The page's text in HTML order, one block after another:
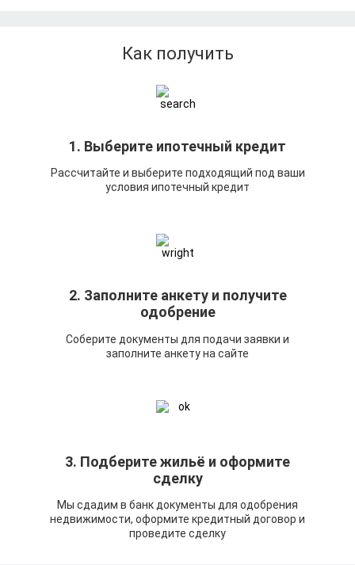
Как получить
1. Выберите ипотечный кредит
Рассчитайте и выберите подходящий под ваши
условия ипотечный кредит
2. Заполните анкету и получите
одобрение
Соберите документы для подачи заявки и
заполните анкету на сайте
3. Подберите жильё и оформите
сделку
Мы сдадим в банк документы для одобрения
недвижимости, оформите кредитный договор и
проведите сделку